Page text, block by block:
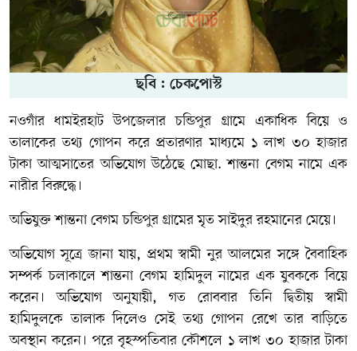
ছবি : চেকপোস্ট
নওগাঁর ধামইরহাট উপজেলার চন্ডিপুর গ্রামে একাধিক বিয়ে ও
তালাকের তথ্য গোপন করে প্রতারণার মাধ্যমে ১ লাখ ৩০ হাজার
টাকা আত্মসাতের অভিযোগ উঠেছে মোছা. শান্তনা বেগম নামে এক
নারীর বিরুদ্ধে।
অভিযুক্ত শান্তনা বেগম চন্ডিপুর গ্রামের মৃত সাইদুর রহমানের মেয়ে।
অভিযোগ সূত্রে জানা যায়, প্রথম স্বামী নুর আলমের সঙ্গে বৈবাহিক
সম্পর্ক চলাকালে শান্তনা বেগম হামিদুল নামের এক যুবককে বিয়ে
করেন। অভিযোগ অনুযায়ী, গত রোববার তিনি দ্বিতীয় স্বামী
হামিদুলকে তালাক দিলেও সেই তথ্য গোপন রেখে তার বাড়িতে
অবস্থান করেন। পরে বৃহস্পতিবার কৌশলে ১ লাখ ৩০ হাজার টাকা